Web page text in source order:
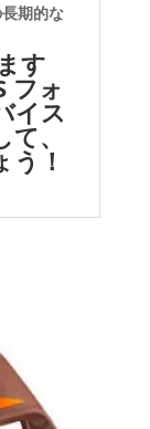
期的な
す
フォ
イス
、
！